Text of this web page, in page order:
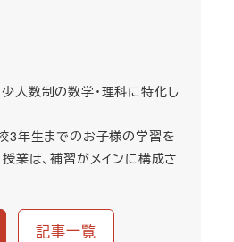
人数制の数学・理科に特化し
3年生までのお子様の学習を
業は、補習がメインに構成さ
記事一覧